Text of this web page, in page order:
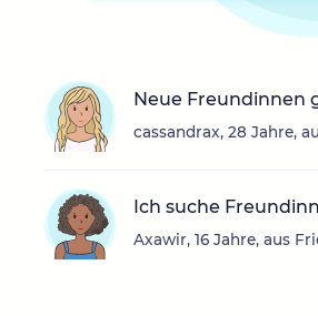
Neue Freundinnen
cassandrax, 28 Jahre,
Ich suche
Axawir, 16 Jahre, aus